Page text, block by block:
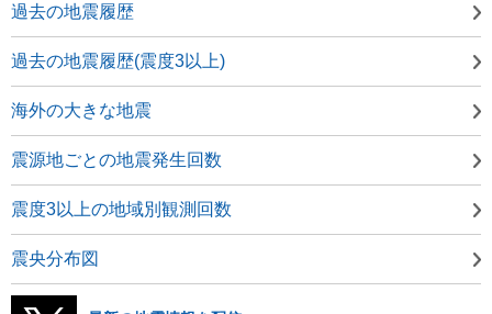
過去の地震履歴
過去の地震履歴(震度3以上)
海外の大きな地震
震源地ごとの地震発生回数
震度3以上の地域別観測回数
震央分布図